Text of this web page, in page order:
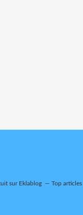
sur Eklablog Top articles